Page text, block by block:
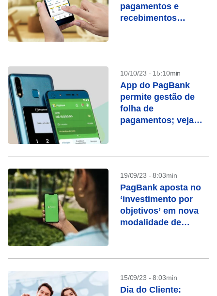
pagamentos e
recebimentos
10/10/23 - 15:10min
App do PagBank
permite gestão de
folha de
pagamentos; veja
19/09/23 - 8:03min
PagBank aposta no
‘investimento por
objetivos’ em nova
modalidade de
15/09/23 - 8:03min
Dia do Cliente: